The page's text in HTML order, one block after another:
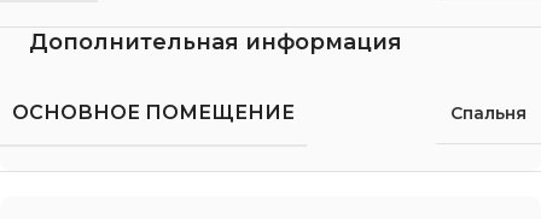
Дополнительная информация
ОСНОВНОЕ ПОМЕЩЕНИЕ Спальня